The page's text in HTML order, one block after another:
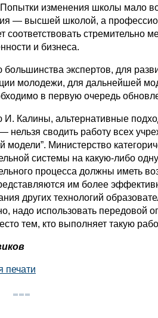
изменения школы мало
— высшей школой, а
соответствовать стремительно
и бизнеса.
экспертов, для
молодежи, для дальнейшей
в первую очередь
Калины, альтернативные
нельзя сводить работу всех
модели”. Министерство
системы на какую-либо
процесса должны иметь
им более
других технологий
надо использовать передовой
тем, кто выполняет такую
печати